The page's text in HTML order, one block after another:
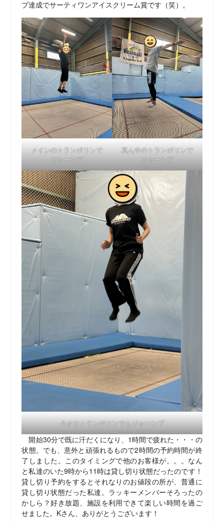
プ達成でサーティワンアイスクリーム賞です（笑）。
メインのトランポリンで
ジャーンプ
真ん中のトランポリンで
ジャーンプ
小さなトランポリンでもジャーンプ
開始30分で既に汗だくになり、1時間で疲れた・・・の
状態。でも、意外と頑張れるもので2時間の予約時間が終
了しました。このタイミングで他のお客様が。。。なん
と私達のいた9時から11時は貸し切り状態だったのです！
貸し切り予約をするとそれなりのお値段の所が、普通に
貸し切り状態だった私達。ラッキーメンバーそろったの
かしら？好き放題、施設を利用できて楽しい時間を過ご
せました。Kさん、ありがとうございます！